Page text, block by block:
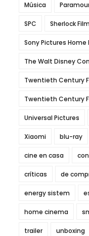
Música
SPC Sherlock
Sony Pictures
The Walt Disney
Twentieth Century
Twentieth Century
Universal Pictures
Xiaomi blu-ray
cine en casa
críticas de
energy sistem
home cinema
trailer unboxing